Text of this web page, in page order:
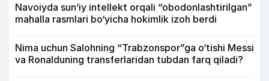
Navoiyda sun’iy intellekt orqali “obodonlashtirilgan”
mahalla rasmlari bo‘yicha hokimlik izoh berdi
Nima uchun Salohning “Trabzonspor”ga o‘tishi Messi
va Ronalduning transferlaridan tubdan farq qiladi?